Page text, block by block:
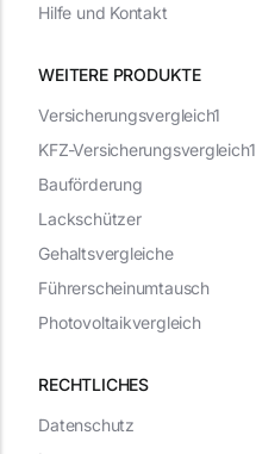
WEITERE PRODUKTE
RECHTLICHES
Datenschutz
Versicherungsvergleich1
KFZ-Versicherungsvergleich1
Bauförderung
Lackschützer
Gehaltsvergleiche
Führerscheinumtausch
Photovoltaikvergleich
Hilfe und Kontakt